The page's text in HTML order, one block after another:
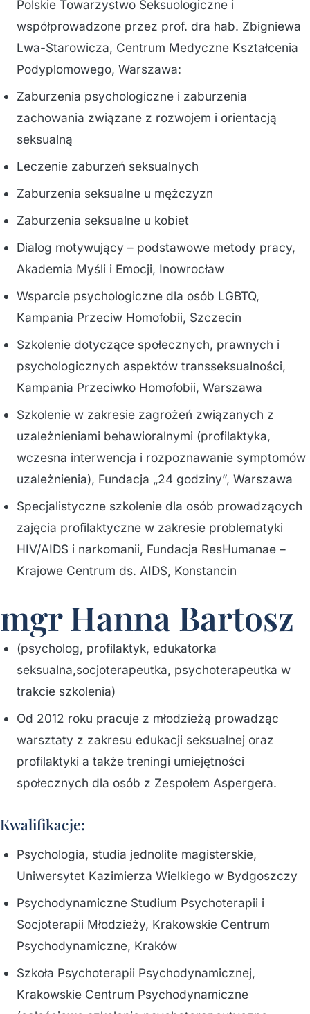
Polskie Towarzystwo Seksuologiczne i
współprowadzone przez prof. dra hab. Zbigniewa
Lwa-Starowicza, Centrum Medyczne Kształcenia
Podyplomowego, Warszawa:
Zaburzenia psychologiczne i zaburzenia
zachowania związane z rozwojem i orientacją
seksualną
Leczenie zaburzeń seksualnych
Zaburzenia seksualne u mężczyzn
Zaburzenia seksualne u kobiet
Dialog motywujący – podstawowe metody pracy,
Akademia Myśli i Emocji, Inowrocław
Wsparcie psychologiczne dla osób LGBTQ,
Kampania Przeciw Homofobii, Szczecin
Szkolenie dotyczące społecznych, prawnych i
psychologicznych aspektów transseksualności,
Kampania Przeciwko Homofobii, Warszawa
Szkolenie w zakresie zagrożeń związanych z
uzależnieniami behawioralnymi (profilaktyka,
wczesna interwencja i rozpoznawanie symptomów
uzależnienia), Fundacja „24 godziny”, Warszawa
Specjalistyczne szkolenie dla osób prowadzących
zajęcia profilaktyczne w zakresie problematyki
HIV/AIDS i narkomanii, Fundacja ResHumanae –
Krajowe Centrum ds. AIDS, Konstancin
mgr Hanna Bartosz
(psycholog, profilaktyk, edukatorka
seksualna,socjoterapeutka, psychoterapeutka w
trakcie szkolenia)
Od 2012 roku pracuje z młodzieżą prowadząc
warsztaty z zakresu edukacji seksualnej oraz
profilaktyki a także treningi umiejętności
społecznych dla osób z Zespołem Aspergera.
Kwalifikacje:
Psychologia, studia jednolite magisterskie,
Uniwersytet Kazimierza Wielkiego w Bydgoszczy
Psychodynamiczne Studium Psychoterapii i
Socjoterapii Młodzieży, Krakowskie Centrum
Psychodynamiczne, Kraków
Szkoła Psychoterapii Psychodynamicznej,
Krakowskie Centrum Psychodynamiczne